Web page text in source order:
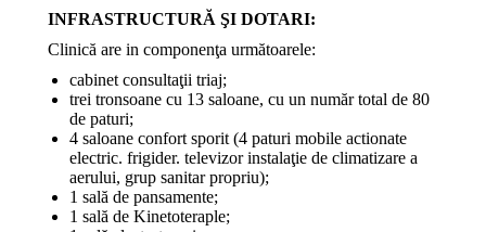
INFRASTRUCTURĂ ŞI DOTARI:
Clinică are in componenţa următoarele:
cabinet consultaţii triaj;
trei tronsoane cu 13 saloane, cu un număr total de 80
de paturi;
4 saloane confort sporit (4 paturi mobile actionate
electric. frigider. televizor instalaţie de climatizare a
aerului, grup sanitar propriu);
1 sală de pansamente;
1 sală de Kinetoteraple;